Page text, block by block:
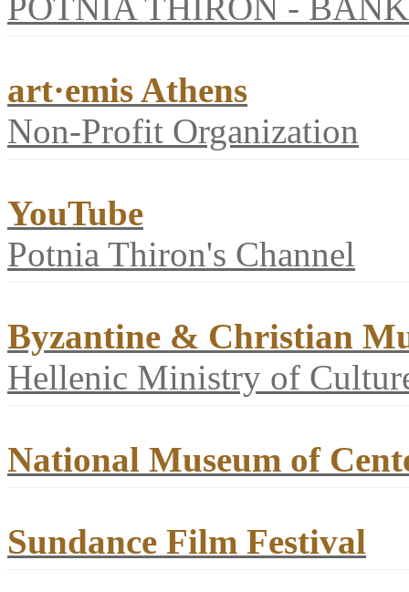
art·emis Athens
Non-Profit Organization
YouTube
Potnia Thiron's Channel
Byzantine & Christian
Hellenic Ministry of
National Museum of
Sundance Film Festival